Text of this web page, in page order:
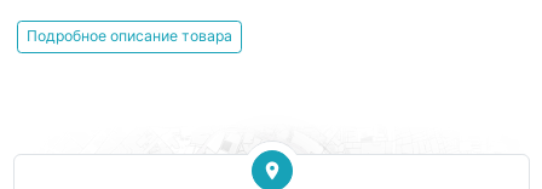
Подробное описание товара